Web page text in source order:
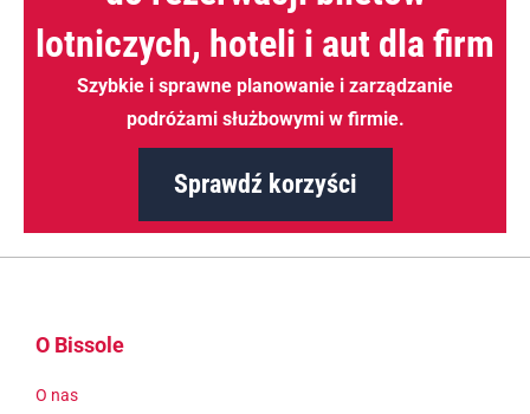
lotniczych, hoteli i aut dla firm
Szybkie i sprawne planowanie i zarządzanie
podróżami służbowymi w firmie.
Sprawdź korzyści
O Bissole
O nas